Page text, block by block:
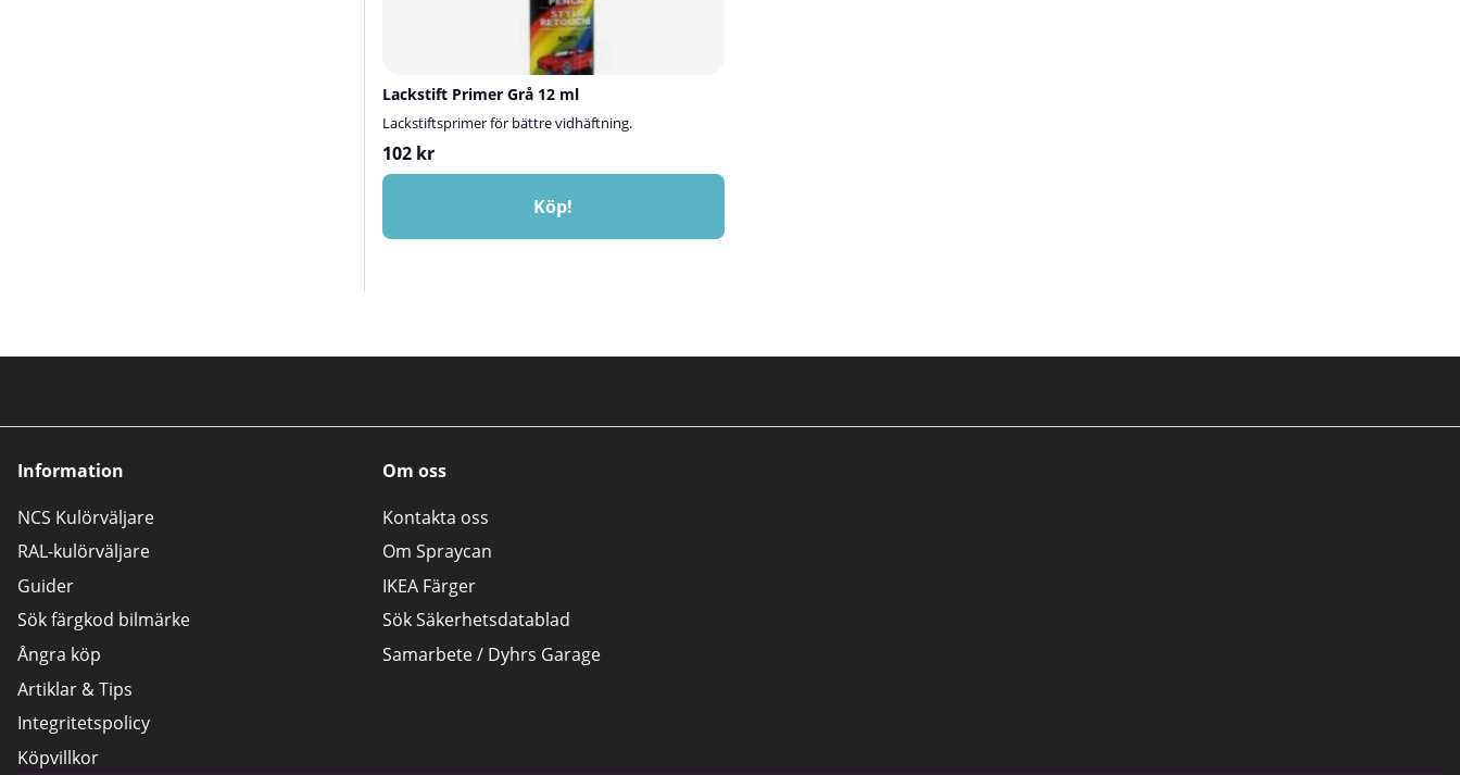
Lackstift Primer Grå 12 ml
Lackstiftsprimer för bättre vidhäftning.
102 kr
Köp!
Information
NCS Kulörväljare
RAL-kulörväljare
Guider
Sök färgkod bilmärke
Ångra köp
Artiklar & Tips
Integritetspolicy
Köpvillkor
Om oss
Kontakta oss
Om Spraycan
IKEA Färger
Sök Säkerhetsdatablad
Samarbete / Dyhrs Garage